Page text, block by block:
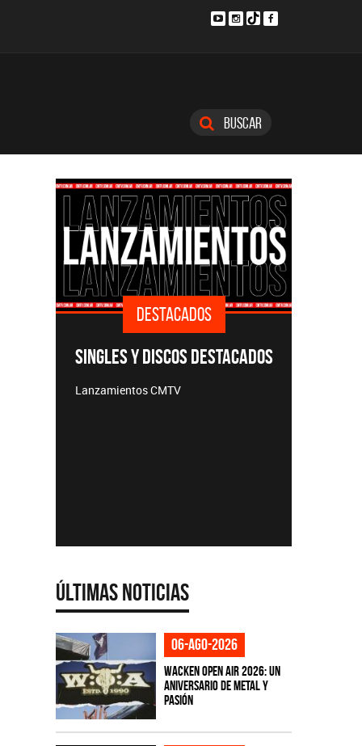
Buscar
DESTACADOS
SINGLES Y DISCOS DESTACADOS
Lanzamientos CMTV
Últimas Noticias
06-ago-2026
Wacken Open Air 2026: Un
aniversario de metal y
pasión